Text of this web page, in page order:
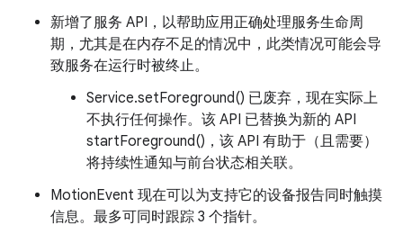
新增了服务 API，以帮助应用正确处理服务生命周
期，尤其是在内存不足的情况中，此类情况可能会导
致服务在运行时被终止。
Service.setForeground() 已废弃，现在实际上
不执行任何操作。该 API 已替换为新的 API
startForeground()，该 API 有助于（且需要）
将持续性通知与前台状态相关联。
MotionEvent 现在可以为支持它的设备报告同时触摸
信息。最多可同时跟踪 3 个指针。